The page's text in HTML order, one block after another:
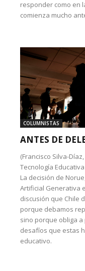
responder como en
comienza mucho
COLUMNISTAS
ANTES DE
(Francisco Silva-
Tecnología
La decisión de
Artificial Generativa
discusión que Chile
porque debamos
sino porque obliga
desafíos que estas
educativo.